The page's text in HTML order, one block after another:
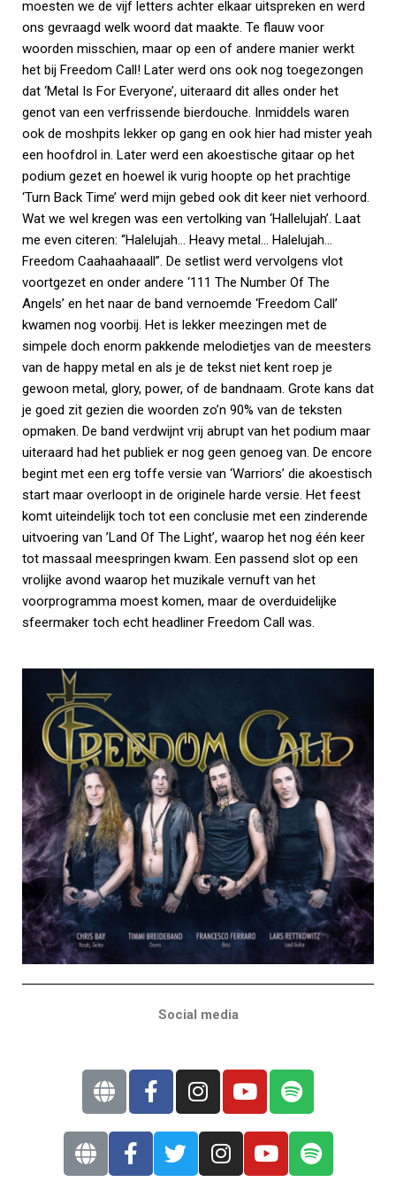
moesten we de vijf letters achter elkaar uitspreken en werd
ons gevraagd welk woord dat maakte. Te flauw voor
woorden misschien, maar op een of andere manier werkt
het bij Freedom Call! Later werd ons ook nog toegezongen
dat ‘Metal Is For Everyone’, uiteraard dit alles onder het
genot van een verfrissende bierdouche. Inmiddels waren
ook de moshpits lekker op gang en ook hier had mister yeah
een hoofdrol in. Later werd een akoestische gitaar op het
podium gezet en hoewel ik vurig hoopte op het prachtige
‘Turn Back Time’ werd mijn gebed ook dit keer niet verhoord.
Wat we wel kregen was een vertolking van ‘Hallelujah’. Laat
me even citeren: “Halelujah… Heavy metal… Halelujah…
Freedom Caahaahaaall”. De setlist werd vervolgens vlot
voortgezet en onder andere ‘111 The Number Of The
Angels’ en het naar de band vernoemde ‘Freedom Call’
kwamen nog voorbij. Het is lekker meezingen met de
simpele doch enorm pakkende melodietjes van de meesters
van de happy metal en als je de tekst niet kent roep je
gewoon metal, glory, power, of de bandnaam. Grote kans dat
je goed zit gezien die woorden zo’n 90% van de teksten
opmaken. De band verdwijnt vrij abrupt van het podium maar
uiteraard had het publiek er nog geen genoeg van. De encore
begint met een erg toffe versie van ‘Warriors’ die akoestisch
start maar overloopt in de originele harde versie. Het feest
komt uiteindelijk toch tot een conclusie met een zinderende
uitvoering van ’Land Of The Light’, waarop het nog één keer
tot massaal meespringen kwam. Een passend slot op een
vrolijke avond waarop het muzikale vernuft van het
voorprogramma moest komen, maar de overduidelijke
sfeermaker toch echt headliner Freedom Call was.
Social media